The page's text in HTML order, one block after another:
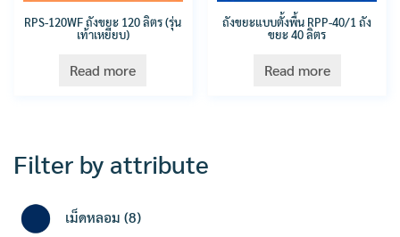
RPS-120WF ถังขยะ 120 ลิตร (รุ่น
เท้าเหยียบ)
Read more
ถังขยะแบบตั้งพื้น RPP-40/1 ถัง
ขยะ 40 ลิตร
Read more
Filter by attribute
เม็ดหลอม 8
products